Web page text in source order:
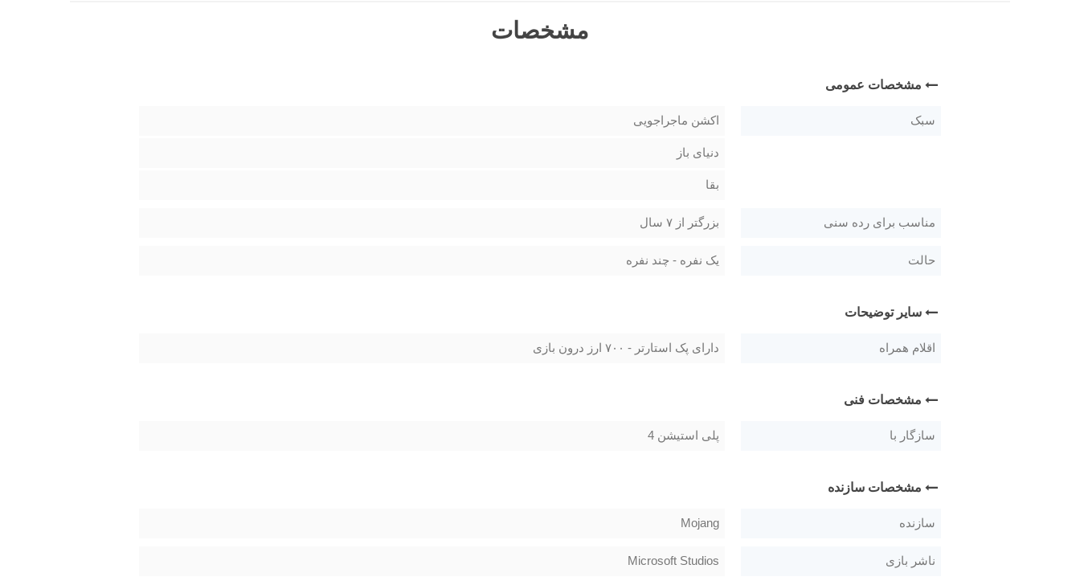
مشخصات
مشخصات عمومی
سبک اکشن ماجراجویی
دنیای باز
بقا
مناسب برای رده سنی بزرگتر از ۷ سال
حالت یک نفره - چند نفره
سایر توضیحات
اقلام همراه دارای پک استارتر - ۷۰۰ ارز درون بازی
مشخصات فنی
سازگار با پلی استیشن 4
مشخصات سازنده
سازنده Mojang
ناشر بازی Microsoft Studios